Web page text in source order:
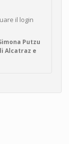
il login
Putzu
Alcatraz e